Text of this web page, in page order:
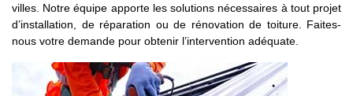
villes. Notre équipe apporte les solutions nécessaires à tout projet
d’installation, de réparation ou de rénovation de toiture. Faites-
nous votre demande pour obtenir l’intervention adéquate.